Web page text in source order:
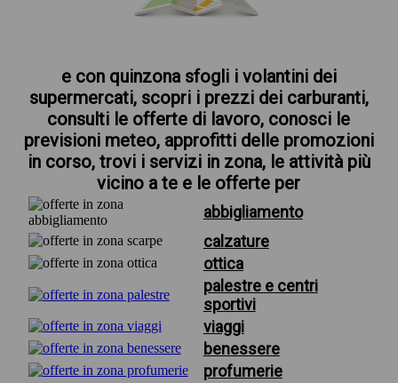
e con quinzona sfogli i volantini dei
supermercati, scopri i prezzi dei carburanti,
consulti le offerte di lavoro, conosci le
previsioni meteo, approfitti delle promozioni
in corso, trovi i servizi in zona, le attività più
vicino a te e le offerte per
abbigliamento
calzature
ottica
palestre e centri
sportivi
viaggi
benessere
profumerie